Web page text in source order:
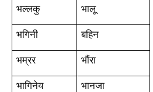
भल्लकु भालू
भगिनी बहिन
भम्रर भौंरा
भागिनेय भानजा